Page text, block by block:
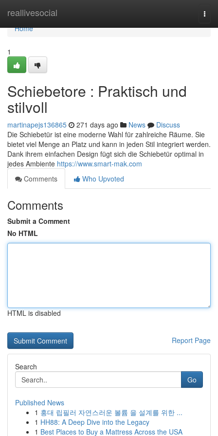
reallivesocial
Home
Home
1
Schiebetore : Praktisch und
stilvoll
martinapejs136865 271 days ago News
Discuss
Die Schiebetür ist eine moderne Wahl für zahlreiche Räume. Sie
bietet viel Menge an Platz und kann in jeden Stil integriert werden.
Dank ihrem einfachen Design fügt sich die Schiebetür optimal in
jedes Ambiente https://www.smart-mak.com
Comments
Who Upvoted
Comments
Submit a Comment
No HTML
HTML is disabled
Report Page
Search
Go
Published News
1 홍대 립필러 자연스러운 볼륨 을 설계를 위한 ...
1 HH88: A Deep Dive into the Legacy
1 Best Places to Buy a Mattress Across the USA